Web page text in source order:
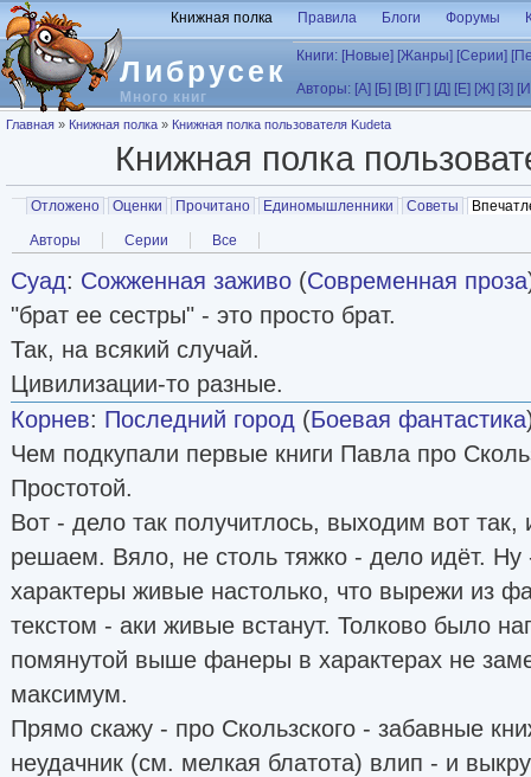
Перейти к основному содержанию
Либрусек
Много книг
Книжная полка Правила Блоги Форумы
Книги: [Новые] [Жанры] [Серии]
Авторы: [А] [Б] [В] [Г] [Д] [Е] [Ж] [З]
Вы здесь
Главная » Книжная полка » Книжная полка пользователя Kudeta
Книжная полка
Главные вкладки
Отложено Оценки Прочитано Единомышленники Советы
Вторичные вкладки
Авторы Серии Все
Суад: Сожженная заживо (Современная проза
"брат ее сестры" - это просто брат.
Так, на всякий случай.
Цивилизации-то разные.
Корнев: Последний город (Боевая фантастика
Чем подкупали первые книги Павла про
Простотой.
Вот - дело так получитлось, выходим вот
решаем. Вяло, не столь тяжко - дело идёт. Ну
характеры живые настолько, что вырежи из
текстом - аки живые встанут. Толково было
помянутой выше фанеры в характерах не
максимум.
Прямо скажу - про Скользского - забавные
неудачник (см. мелкая блатота) влип - и